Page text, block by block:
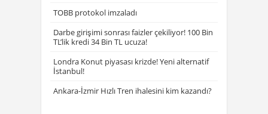
TOBB protokol imzaladı
Darbe girişimi sonrası faizler çekiliyor! 100 Bin
TL’lik kredi 34 Bin TL ucuza!
Londra Konut piyasası krizde! Yeni alternatif
İstanbul!
Ankara-İzmir Hızlı Tren ihalesini kim kazandı?